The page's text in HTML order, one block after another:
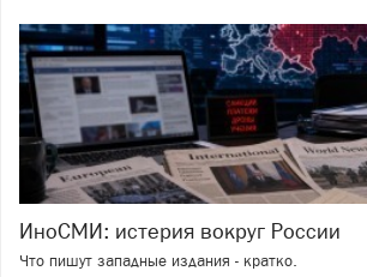
ИноСМИ: истерия вокруг России
Что пишут западные издания - кратко.